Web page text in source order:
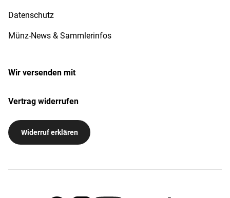
Datenschutz
Münz-News & Sammlerinfos
Wir versenden mit
Vertrag widerrufen
Widerruf erklären